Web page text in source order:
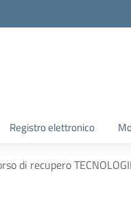
Registro elettronico
di recupero